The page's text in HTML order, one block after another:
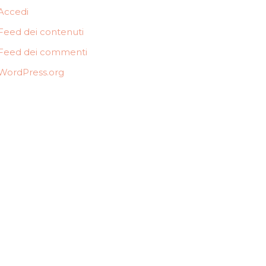
dei contenuti
dei commenti